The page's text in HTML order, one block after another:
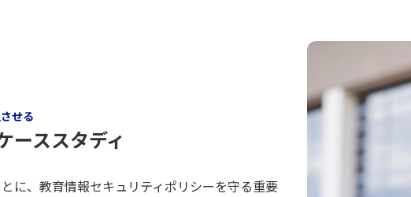
せる
ーススタディ
に、教育情報セキュリティポリシーを守る重要